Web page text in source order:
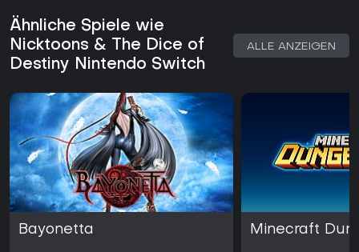
Ähnliche Spiele wie
Nicktoons & The Dice of
Destiny Nintendo Switch
ALLE ANZEIGEN
Bayonetta Minecraft